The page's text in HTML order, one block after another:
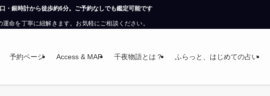
約なしでも鑑定可能です
命を丁寧に紐解きます。お気軽にご相談ください。
予約ページ Access & MAP 千夜物語とは？ ふらっと、はじめての占い